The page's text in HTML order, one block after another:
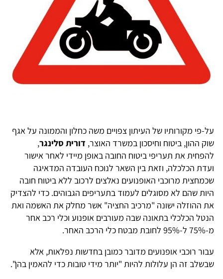
על-פי מקורותיו של העיתון צפויים משה כחלון והממונה על אגף
שוק ההון, ביטוח וחיסכון במשרד האוצר, דורית סלינגר,
להפחית את תעריפי ביטוח החובה באופן מיידי לאחר אישור
ועדת הכלכלה, וזאת בין השאר לנוכח העובדה המדאיגה
שכמחצית מרוכבי האופנועים נאלצים לרכוב ללא ביטוח חובה
היות שהם לא מסוגלים לעמוד בתעריפים הגבוהים. כדי להצדיק
את ההוזלה ישונה "מרכיב החציה" אשר מחלק את האשמה ואת
הנטל הכלכלי בתאונה שבה מעורבים אופנוע וכלי רכב אחר
מ-75% ל-95% לחובת מבטח כלי הרכב האחר.
עבור רוכבי אופנועים מדובר כמובן בחדשות נפלאות, אלא
שבשלב זה הן עלולות להיות "יותר מידי טובות כדי להאמין בהן".